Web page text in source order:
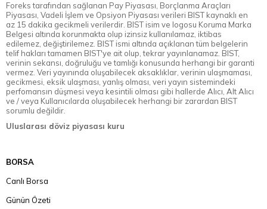
Foreks tarafından sağlanan Pay Piyasası, Borçlanma Araçları
Piyasası, Vadeli İşlem ve Opsiyon Piyasası verileri BIST kaynaklı en
az 15 dakika gecikmeli verilerdir. BIST isim ve logosu Koruma Marka
Belgesi altında korunmakta olup izinsiz kullanılamaz, iktibas
edilemez, değiştirilemez. BIST ismi altında açıklanan tüm belgelerin
telif hakları tamamen BIST'ye ait olup, tekrar yayınlanamaz. BIST,
verinin sekansı, doğruluğu ve tamlığı konusunda herhangi bir garanti
vermez. Veri yayınında oluşabilecek aksaklıklar, verinin ulaşmaması,
gecikmesi, eksik ulaşması, yanlış olması, veri yayın sistemindeki
perfomansın düşmesi veya kesintili olması gibi hallerde Alıcı, Alt Alıcı
ve / veya Kullanıcılarda oluşabilecek herhangi bir zarardan BIST
sorumlu değildir.
Uluslarası döviz piyasası kuru
BORSA
Canlı Borsa
Günün Özeti